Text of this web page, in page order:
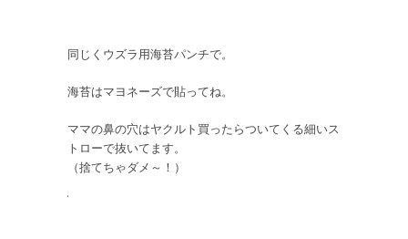
同じくウズラ用海苔パンチで。
海苔はマヨネーズで貼ってね。
ママの鼻の穴はヤクルト買ったらついてくる細いス
トローで抜いてます。
（捨てちゃダメ～！）